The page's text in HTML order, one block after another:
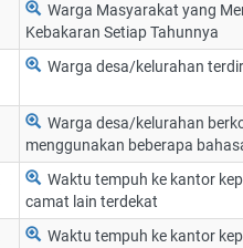
Warga Masyarakat yang
Kebakaran Setiap Tahunnya
Warga desa/kelurahan
Warga desa/kelurahan
menggunakan beberapa
Waktu tempuh ke kantor
camat lain terdekat
Waktu tempuh ke kantor